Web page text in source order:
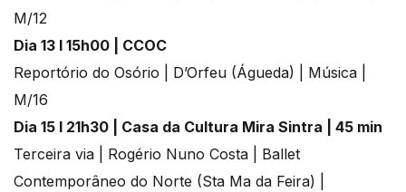
M/12
Dia 13 l 15h00 | CCOC
Reportório do Osório | D’Orfeu (Águeda) | Música |
M/16
Dia 15 l 21h30 | Casa da Cultura Mira Sintra | 45 min
Terceira via | Rogério Nuno Costa | Ballet
Contemporâneo do Norte (Sta Ma da Feira) |